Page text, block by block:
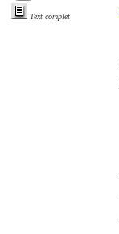
Text complet